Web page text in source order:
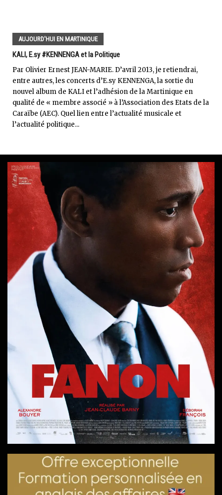
AUJOURD'HUI EN MARTINIQUE
KALI, E.sy #KENNENGA et la Politique
Par Olivier Ernest JEAN-MARIE. D’avril 2013, je retiendrai,
entre autres, les concerts d’E.sy KENNENGA, la sortie du
nouvel album de KALI et l’adhésion de la Martinique en
qualité de « membre associé » à l’Association des Etats de la
Caraïbe (AEC). Quel lien entre l’actualité musicale et
l’actualité politique...